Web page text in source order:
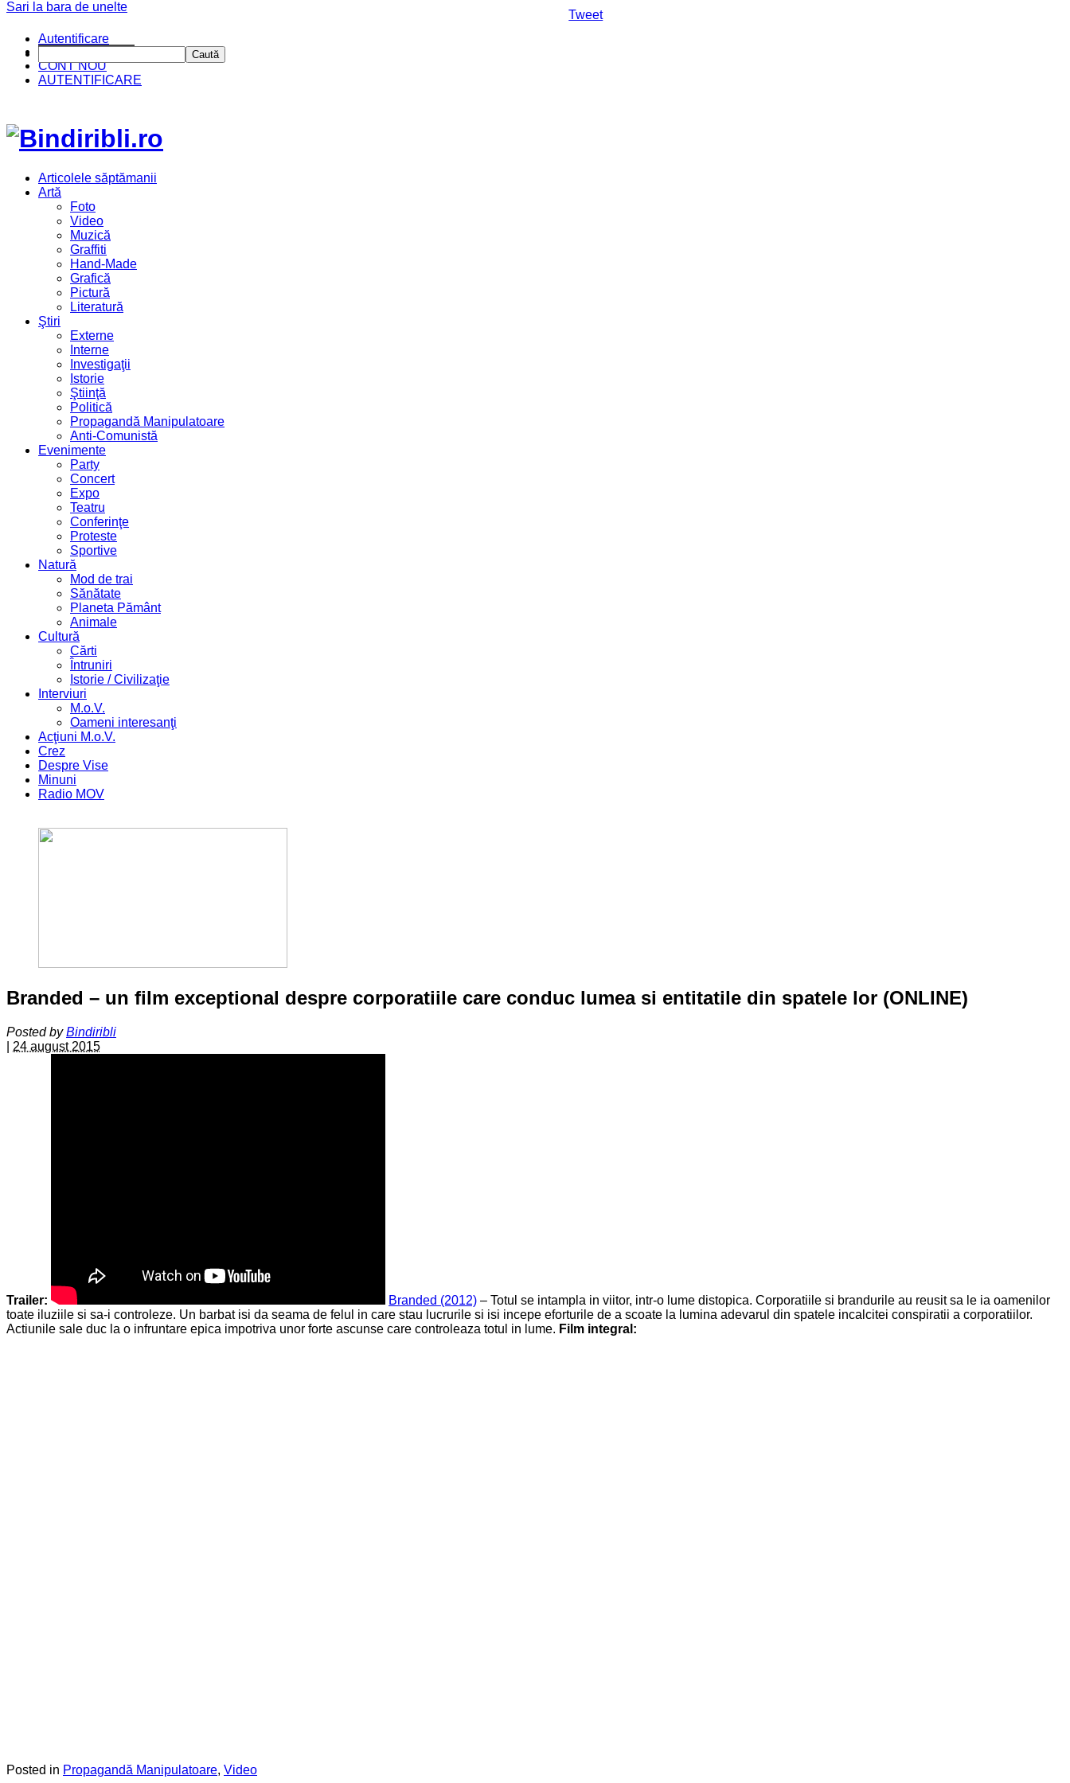
CINE SUNTEM?
CONT NOU
AUTENTIFICARE
Articolele săptămanii
Artă
Foto
Video
Muzică
Graffiti
Hand-Made
Grafică
Pictură
Literatură
Ştiri
Externe
Interne
Investigaţii
Istorie
Ştiinţă
Politică
Propagandă Manipulatoare
Anti-Comunistă
Evenimente
Party
Concert
Expo
Teatru
Conferinţe
Proteste
Sportive
Natură
Mod de trai
Sănătate
Planeta Pământ
Animale
Cultură
Cărti
Întruniri
Istorie / Civilizaţie
Interviuri
M.o.V.
Oameni interesanţi
Acţiuni M.o.V.
Crez
Despre Vise
Minuni
Radio MOV
Branded – un film exceptional despre corporatiile care conduc lumea si entitatile din spatele lor (ONLINE)
Posted byBindiribli
24 august 2015
Trailer: Branded (2012) – Totul se intampla in viitor, intr-o lume distopica. Corporatiile si brandurile au reusit sa le ia oamenilor
toate iluziile si sa-i controleze. Un barbat isi da seama de felul in care stau lucrurile si isi incepe eforturile de a scoate la lumina adevarul din spatele incalcitei conspiratii a corporatiilor.
Actiunile sale duc la o infruntare epica impotriva unor forte ascunse care controleaza totul in lume. Film integral:
Posted in Propagandă Manipulatoare, Video
Sari la bara de unelte
Autentificare
Caută
Tweet